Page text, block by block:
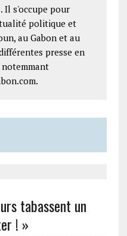
Il s'occupe pour
politique et
au Gabon et au
presse en
tabassent un
! »